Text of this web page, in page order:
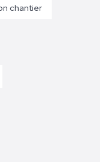
chantier